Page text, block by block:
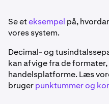
Se eteksempel på,
vores system.
Decimal- og
kan afvige fra de
handelsplatforme. Læs
brugerpunktummer og